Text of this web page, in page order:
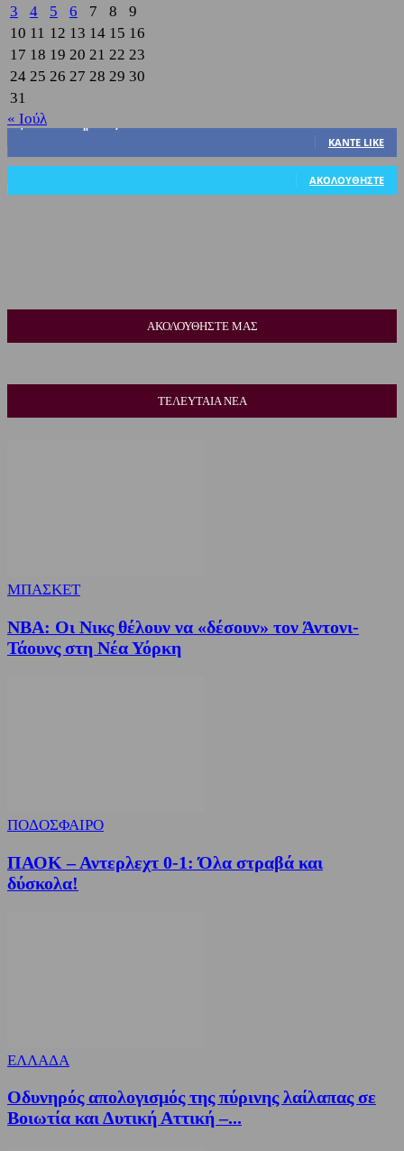
3 4 5 6 7 8
9
10 11 12 13 14 15 16
17 18 19 20 21 22 23
24 25 26 27 28 29 30
31
« Ιούλ
3,822
ΚΆΝΤΕ LIKE
ΑΚΟΛΟΥΘΉΣΤΕ
ΑΚΟΛΟΥΘΗΣΤΕ ΜΑΣ
ΤΕΛΕΥΤΑΙΑ ΝΕΑ
ΜΠΑΣΚΕΤ
NBA: Οι Νικς θέλουν να «δέσουν» τον Άντονι-
Τάουνς στη Νέα Υόρκη
ΠΟΔΟΣΦΑΙΡΟ
ΠΑΟΚ – Αντερλεχτ 0-1: Όλα στραβά και
δύσκολα!
ΕΛΛΑΔΑ
Οδυνηρός απολογισμός της πύρινης λαίλαπας σε
Βοιωτία και Δυτική Αττική –...